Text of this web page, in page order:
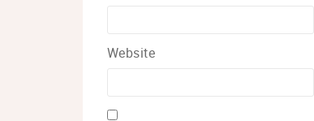
Website